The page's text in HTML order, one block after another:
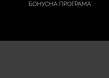
БОНУСНА ПРОГРАМА